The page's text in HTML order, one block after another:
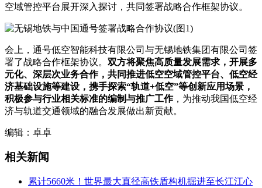
空域管控平台展开深入探讨，共同签署战略合作框架协议。
会上，通号低空智能科技有限公司与无锡地铁集团有限公司签
署了战略合作框架协议。 双方将聚焦高质量发展需求，开展多
元化、深层次业务合作，共同推进低空空域管控平台、低空经
济基础设施等建设，携手探索“轨道+低空”等创新应用场景，
积极参与行业相关标准的编制与推广工作，为推动我国低空经
济与轨道交通领域的融合发展做出新贡献。
编辑：卓卓
相关新闻
累计5660米！世界最大直径高铁盾构机掘进至长江江心